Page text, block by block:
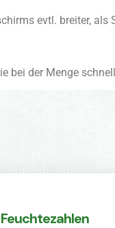
evtl. breiter, als
bei der Menge
Feuchtezahlen